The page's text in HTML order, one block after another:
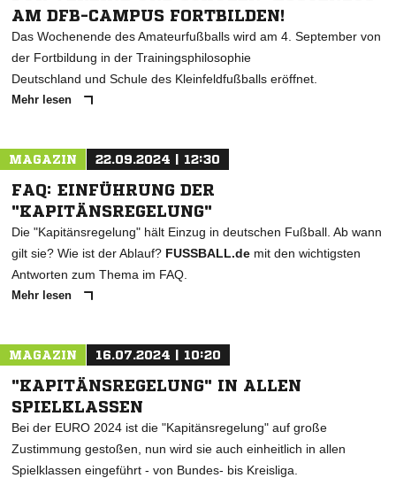
AM DFB-CAMPUS FORTBILDEN!
Das Wochenende des Amateurfußballs wird am 4. September von
der Fortbildung in der Trainingsphilosophie
Deutschland und Schule des Kleinfeldfußballs eröffnet.
Mehr lesen
MAGAZIN 22.09.2024 | 12:30
FAQ: EINFÜHRUNG DER
"KAPITÄNSREGELUNG"
Die "Kapitänsregelung" hält Einzug in deutschen Fußball. Ab wann
gilt sie? Wie ist der Ablauf? FUSSBALL.de mit den wichtigsten
Antworten zum Thema im FAQ.
Mehr lesen
MAGAZIN 16.07.2024 | 10:20
"KAPITÄNSREGELUNG" IN ALLEN
SPIELKLASSEN
Bei der EURO 2024 ist die "Kapitänsregelung" auf große
Zustimmung gestoßen, nun wird sie auch einheitlich in allen
Spielklassen eingeführt - von Bundes- bis Kreisliga.